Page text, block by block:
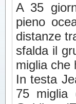
A 35
pieno
distanze
sfalda il
miglia che
In testa
75 miglia